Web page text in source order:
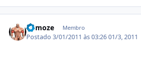
Osmoze Membro
Postado3/01/2011 às 03:2601/3, 2011